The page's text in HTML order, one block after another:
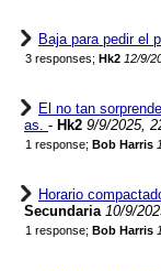
Baja para pedir el
3 responses; Hk2 12/9/
El no tan
as. - Hk2 9/9/2025,
1 response; Bob Harris
Horario
Secundaria 10/9/
1 response; Bob Harris